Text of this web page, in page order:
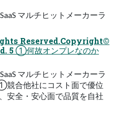
マルチヒットメーカーラ
Reserved.Copyright©
5 ①何故オンプレなのか
マルチヒットメーカーラ
競合他社にコスト面で優位
安全・安心面で品質を自社